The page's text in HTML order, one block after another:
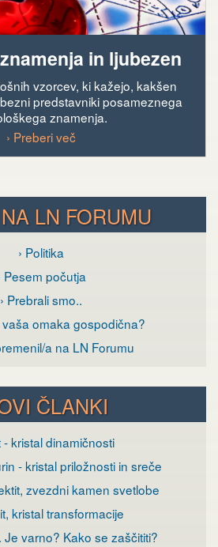
in ljubezen
vzorcev, ki kažejo, kakšen
predstavniki posameznega
znamenja.
› Preberi več
LN FORUMU
› Politika
Pesem počutja
› Prebrali smo..
vaša omaka gospodična?
a na LN Forumu
ČLANKI
- kristal dinamičnosti
- kristal priložnosti in sreče
zvezdni kamen svetlobe
kristal transformacije
Je varno? Kako se zaščititi?